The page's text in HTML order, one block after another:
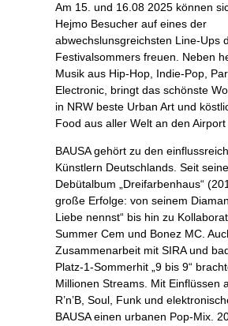
Am 15. und 16.08 2025 können
Hejmo Besucher auf eines der
abwechslunsgreichsten Line-Ups
Festivalsommers freuen. Neben
Musik aus Hip-Hop, Indie-Pop,
Electronic, bringt das schönste
in NRW beste Urban Art und
Food aus aller Welt an den Airport
BAUSA gehört zu den
Künstlern Deutschlands. Seit
Debütalbum „Dreifarbenhaus“
große Erfolge: von seinem
Liebe nennst“ bis hin zu
Summer Cem und Bonez MC.
Zusammenarbeit mit SIRA und
Platz-1-Sommerhit „9 bis 9“
Millionen Streams. Mit Einflüssen
R’n’B, Soul, Funk und
BAUSA einen urbanen Pop-Mix.